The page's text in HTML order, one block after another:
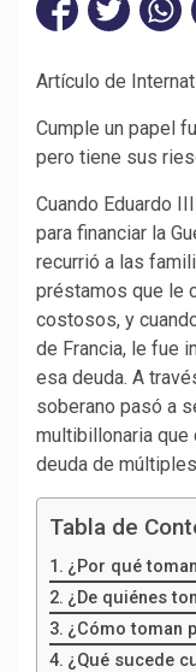
Artículo de
Cumple un papel
pero tiene sus
Cuando Eduardo
para financiar la
recurrió a las
préstamos que le
costosos, y
de Francia, le fue
esa deuda. A
soberano pasó a
multibillonaria
deuda de
Tabla de
¿Por qué
¿De quiénes
¿Cómo toman
¿Qué sucede